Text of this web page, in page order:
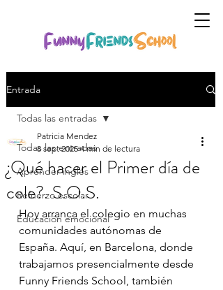
Entrada
Todas las entradas
Aprender inglés
Refuerzo escolar
Educación emocional
Todas las entradas
¿Qué hacer el Primer día de
cole?. S.O.S.
Patricia Mendez
8 sept 2025 4 min de lectura
Hoy arranca el colegio en muchas
comunidades autónomas de
España. Aquí, en Barcelona, donde
trabajamos presencialmente desde
Funny Friends School, también